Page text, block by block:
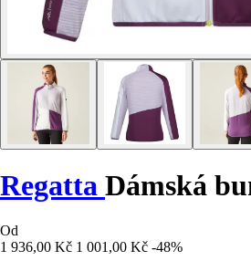
Regatta Dámská
Od
1 936,00 Kč 1 001,00 Kč -48%